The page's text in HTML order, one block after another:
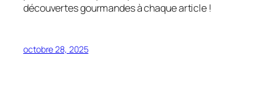
découvertes gourmandes à chaque article !
octobre 28, 2025